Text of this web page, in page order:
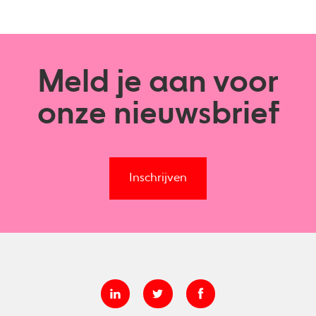
Meld je aan voor
onze nieuwsbrief
Inschrijven